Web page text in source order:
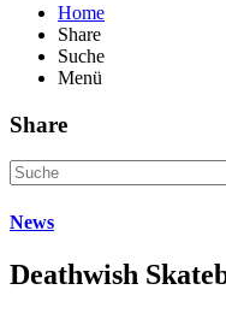
Home
Share
Suche
Menü
Share
News
Deathwish